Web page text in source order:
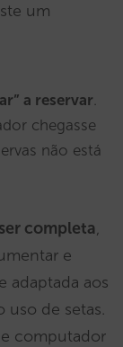
um
a reservar.
chegasse
não está
completa,
e
adaptada aos
uso de setas.
computador